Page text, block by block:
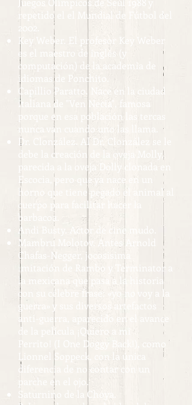
repetido el el Mundial de Fútbol del
2002.
Key Weber. El profesor Key Weber
es el maestro de inglés (y
computación) de la academia de
idiomas de Ponchito.
Capillio Paratto. Nace en la ciudad
italiana de "Ven Necia", famosa
porque en esa población las tercas
nunca van cuando uno las llama.
Dr. Clonzález. Al Dr. Clonzález se le
debe la creación de la oveja Molly,
parecida a la oveja Dolly clonada en
Escocia, pero que ya nace en un
horno que tiene pegado el animal al
cuerpo para facilitar hacer la
barbacoa.
Andi Busty. Actor de cine mudo.
Mambru Molotov. Antes Arnold
Chafas-Negger, jocosisima
imitación de Rambo y Terminator a
la mexicana que pasa a la historia
con su célebre frase: «yo no voy a la
guerra» y sus diversos artefactos
anti-guerra, aparecido en el avance
de la película ¡Quiero a mi
Perrito! (I One Doggy Back!), como
Lionnel Soppeck, con la única
diferencia de no contar con un
parche en el ojo.
Saturnino de la Choya.